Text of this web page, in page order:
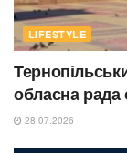
LIFESTYLE
обласна рада
28.07.2026